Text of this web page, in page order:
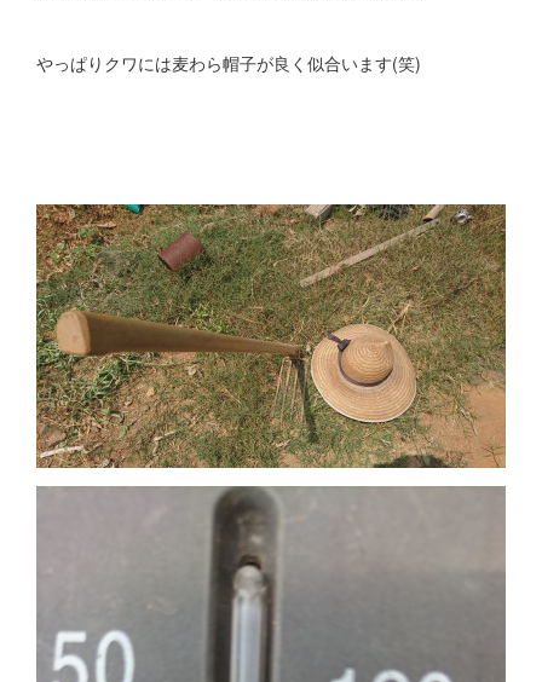
やっぱりクワには麦わら帽子が良く似合います(笑)